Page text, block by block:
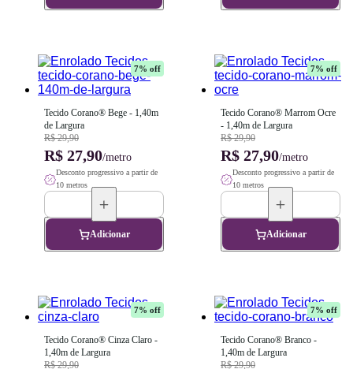
7% off
Tecido Corano® Bege - 1,40m
de Largura
R$ 29,90
R$ 27,90/metro
Desconto progressivo a partir de
10 metros
Adicionar
7% off
Tecido Corano® Marrom Ocre
- 1,40m de Largura
R$ 29,90
R$ 27,90/metro
Desconto progressivo a partir de
10 metros
Adicionar
7% off
Tecido Corano® Cinza Claro -
1,40m de Largura
R$ 29,90
7% off
Tecido Corano® Branco -
1,40m de Largura
R$ 29,90